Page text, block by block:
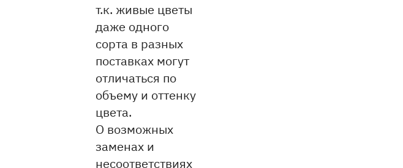
т.к. живые цветы
даже одного
сорта в разных
поставках могут
отличаться по
объему и оттенку
цвета.
О возможных
заменах и
несоответствиях